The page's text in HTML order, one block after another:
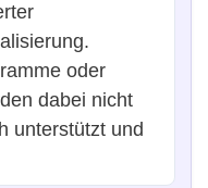
oder
dabei nicht
unterstützt und